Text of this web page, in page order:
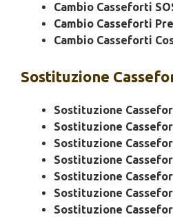
Cambio Casseforti
Cambio Casseforti
Cambio Casseforti
Sostituzione
Sostituzione
Sostituzione
Sostituzione
Sostituzione
Sostituzione
Sostituzione
Sostituzione